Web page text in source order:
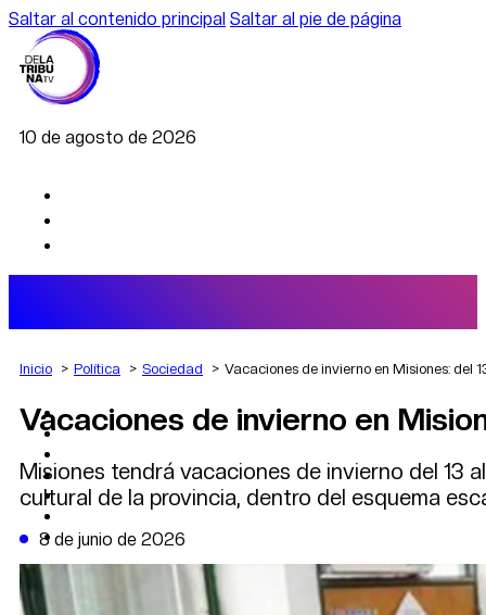
Saltar al contenido principal Saltar al pie de página
10 de agosto de 2026
AGRO
DEPORTES
POLÍTICA
CAMBIO CLIMÁTICO
DATA FIRME
DE LA TRIBUNA TV
Inicio Política Sociedad Vacaciones de invierno en Misiones: del
Vacaciones de invierno en
Misiones tendrá vacaciones de invierno del 13
cultural de la provincia, dentro del esquema
8 de junio de 2026